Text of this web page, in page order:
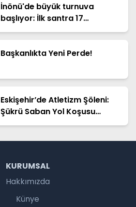
İnönü'de büyük turnuva
başlıyor: İlk santra 17
Temmuz'da
Başkanlıkta Yeni Perde!
Eskişehir’de Atletizm Şöleni:
Şükrü Saban Yol Koşusu
Tamamlandı
KURUMSAL
Hakkımızda
Künye